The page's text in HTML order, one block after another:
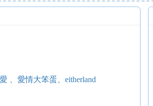
、愛情大笨蛋、eitherland